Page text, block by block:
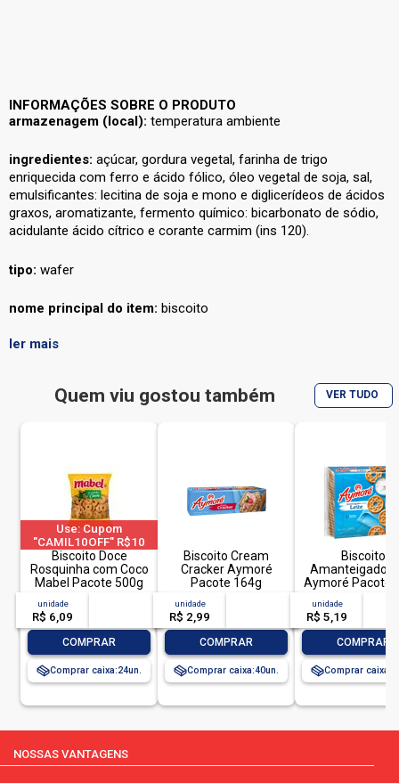
INFORMAÇÕES SOBRE O PRODUTO
armazenagem (local): temperatura ambiente
ingredientes: açúcar, gordura vegetal, farinha de trigo
enriquecida com ferro e ácido fólico, óleo vegetal de soja, sal,
emulsificantes: lecitina de soja e mono e diglicerídeos de ácidos
graxos, aromatizante, fermento químico: bicarbonato de sódio,
acidulante ácido cítrico e corante carmim (ins 120).
tipo: wafer
nome principal do item: biscoito
vegano:
orgânico:
ler mais
Quem viu gostou também VER TUDO
Use: Cupom
"CAMIL10OFF" R$10
OFF em compras acima
de R$ 40 | limitado a 2
pedido por CPF
Biscoito Doce
Rosquinha com Coco
Mabel Pacote 500g
unidade
R$ 6,09
COMPRAR
Comprar caixa:24
Biscoito Cream
Cracker Aymoré
Pacote 164g
unidade
R$ 2,99
COMPRAR
Comprar caixa:40
Biscoito
Amanteigado
Aymoré Pacote
3 Unidades
unidade
R$ 5,19
COMPRAR
Comprar caixa:
NOSSAS VANTAGENS